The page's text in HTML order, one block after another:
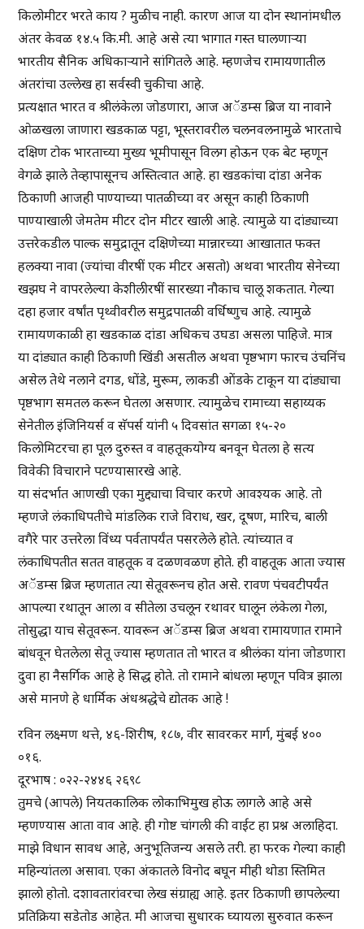
किलोमीटर भरते काय ? मुळीच नाही. कारण आज या दोन स्थानांमधील
अंतर केवळ १४.५ कि.मी. आहे असे त्या भागात गस्त घालणाऱ्या
भारतीय सैनिक अधिकाऱ्याने सांगितले आहे. म्हणजेच रामायणातील
अंतरांचा उल्लेख हा सर्वस्वी चुकीचा आहे.
प्रत्यक्षात भारत व श्रीलंकेला जोडणारा, आज अॅडम्स ब्रिज या नावाने
ओळखला जाणारा खडकाळ पट्टा, भूस्तरावरील चलनवलनामुळे भारताचे
दक्षिण टोक भारताच्या मुख्य भूमीपासून विलग होऊन एक बेट म्हणून
वेगळे झाले तेव्हापासूनच अस्तित्वात आहे. हा खडकांचा दांडा अनेक
ठिकाणी आजही पाण्याच्या पातळीच्या वर असून काही ठिकाणी
पाण्याखाली जेमतेम मीटर दोन मीटर खाली आहे. त्यामुळे या दांड्याच्या
उत्तरेकडील पाल्क समुद्रातून दक्षिणेच्या मान्नारच्या आखातात फक्त
हलक्या नावा (ज्यांचा वीरषीं एक मीटर असतो) अथवा भारतीय सेनेच्या
खझघ ने वापरलेल्या केशीलीरषीं सारख्या नौकाच चालू शकतात. गेल्या
दहा हजार वर्षांत पृथ्वीवरील समुद्रपातळी वर्धिष्णुच आहे. त्यामुळे
रामायणकाळी हा खडकाळ दांडा अधिकच उघडा असला पाहिजे. मात्र
या दांड्यात काही ठिकाणी खिंडी असतील अथवा पृष्ठभाग फारच उंचनिंच
असेल तेथे नलाने दगड, धोंडे, मुरूम, लाकडी ओंडके टाकून या दांड्याचा
पृष्ठभाग समतल करून घेतला असणार. त्यामुळेच रामाच्या सहाय्यक
सेनेतील इंजिनियर्स व सॅपर्स यांनी ५ दिवसांत सगळा १५-२०
किलोमिटरचा हा पूल दुरुस्त व वाहतूकयोग्य बनवून घेतला हे सत्य
विवेकी विचाराने पटण्यासारखे आहे.
या संदर्भात आणखी एका मुद्द्याचा विचार करणे आवश्यक आहे. तो
म्हणजे लंकाधिपतीचे मांडलिक राजे विराध, खर, दूषण, मारिच, बाली
वगैरे पार उत्तरेला विंध्य पर्वतापर्यंत पसरलेले होते. त्यांच्यात व
लंकाधिपतीत सतत वाहतूक व दळणवळण होते. ही वाहतूक आता ज्यास
अॅडम्स ब्रिज म्हणतात त्या सेतूवरूनच होत असे. रावण पंचवटीपर्यंत
आपल्या रथातून आला व सीतेला उचलून रथावर घालून लंकेला गेला,
तोसुद्धा याच सेतूवरून. यावरून अॅडम्स ब्रिज अथवा रामायणात रामाने
बांधवून घेतलेला सेतू ज्यास म्हणतात तो भारत व श्रीलंका यांना जोडणारा
दुवा हा नैसर्गिक आहे हे सिद्ध होते. तो रामाने बांधला म्हणून पवित्र झाला
असे मानणे हे धार्मिक अंधश्रद्धेचे द्योतक आहे !
रविन लक्ष्मण थत्ते, ४६-शिरीष, १८७, वीर सावरकर मार्ग, मुंबई ४००
०१६.
दूरभाष : ०२२-२४४६ २६९८
तुमचे (आपले) नियतकालिक लोकाभिमुख होऊ लागले आहे असे
म्हणण्यास आता वाव आहे. ही गोष्ट चांगली की वाईट हा प्रश्न अलाहिदा.
माझे विधान सावध आहे, अनुभूतिजन्य असले तरी. हा फरक गेल्या काही
महिन्यांतला असावा. एका अंकातले विनोद बघून मीही थोडा स्तिमित
झालो होतो. दशावतारांवरचा लेख संग्राह्य आहे. इतर ठिकाणी छापलेल्या
प्रतिक्रिया सडेतोड आहेत. मी आजचा सुधारक घ्यायला सुरुवात करून